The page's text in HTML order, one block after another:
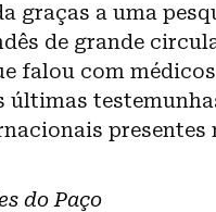
graças a uma
de grande
falou com
últimas
presentes
do Paço